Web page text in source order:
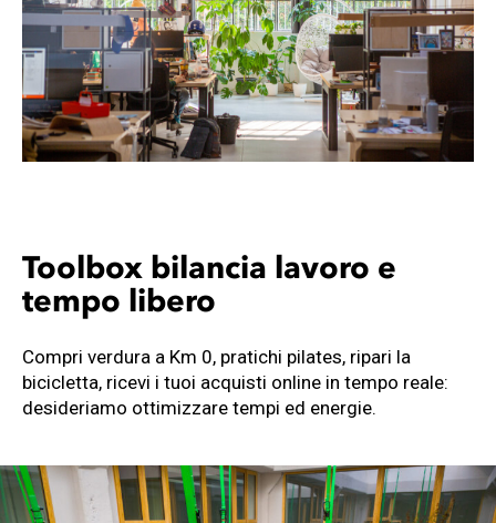
Toolbox bilancia lavoro e
tempo libero
Compri verdura a Km 0, pratichi pilates, ripari la
bicicletta, ricevi i tuoi acquisti online in tempo reale:
desideriamo ottimizzare tempi ed energie.